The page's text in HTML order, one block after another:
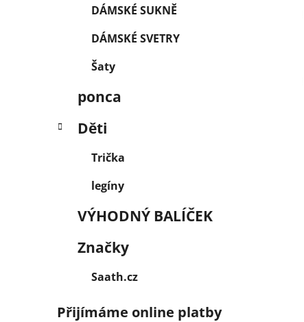
DÁMSKÉ SUKNĚ
DÁMSKÉ SVETRY
Šaty
ponca
Děti
Trička
legíny
VÝHODNÝ BALÍČEK
Značky
Saath.cz
Přijímáme online platby